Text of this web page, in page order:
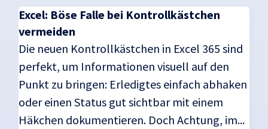
Excel: Böse Falle bei Kontrollkästchen
vermeiden
Die neuen Kontrollkästchen in Excel 365 sind
perfekt, um Informationen visuell auf den
Punkt zu bringen: Erledigtes einfach abhaken
oder einen Status gut sichtbar mit einem
Häkchen dokumentieren. Doch Achtung, im...